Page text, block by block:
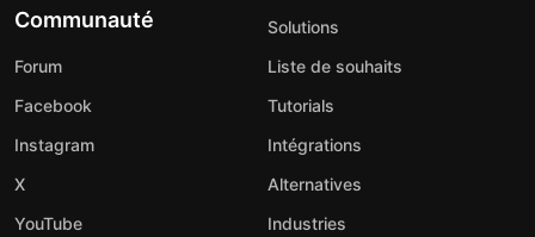
Communauté
Forum
Facebook
Instagram
X
YouTube
Solutions
Liste de souhaits
Tutorials
Intégrations
Alternatives
Industries